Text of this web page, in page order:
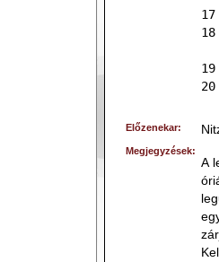
Előzenekar:
Megjegyzések:
A